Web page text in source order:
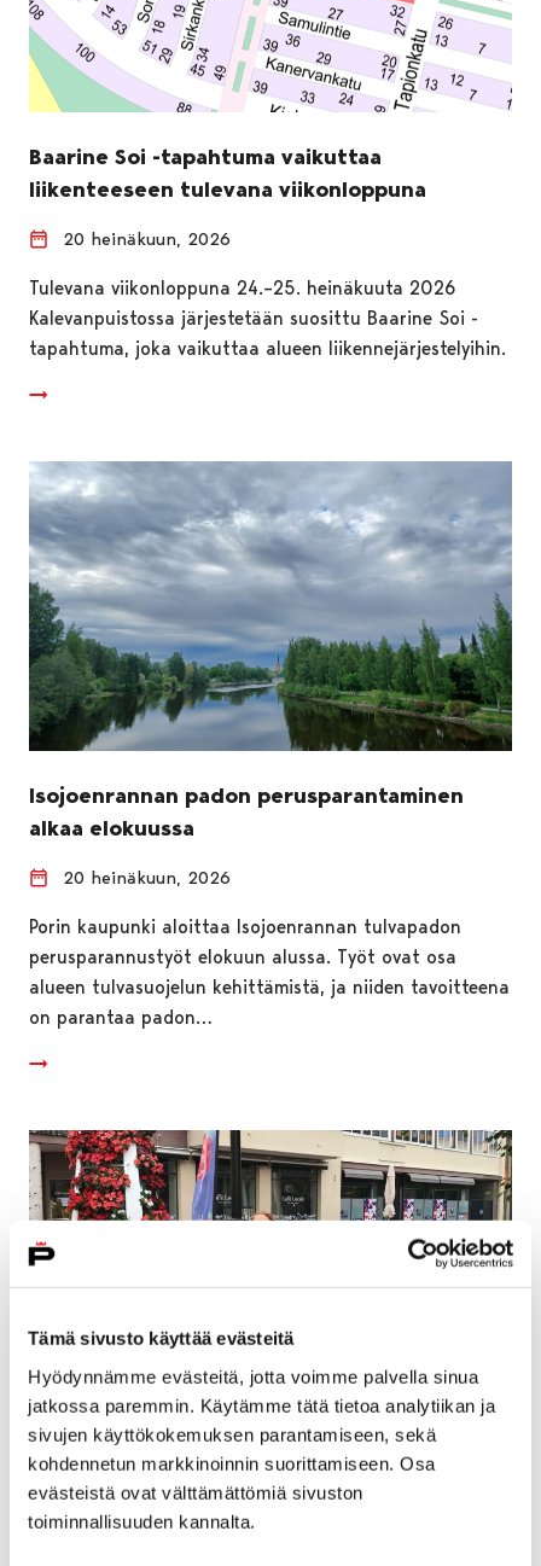
Tämä sivusto käyttää evästeitä
Hyödynnämme evästeitä, jotta voimme palvella sinua
jatkossa paremmin. Käytämme tätä tietoa analytiikan ja
sivujen käyttökokemuksen parantamiseen, sekä
kohdennetun markkinoinnin suorittamiseen. Osa
evästeistä ovat välttämättömiä sivuston
toiminnallisuuden kannalta.
Baarine Soi -tapahtuma vaikuttaa
liikenteeseen tulevana viikonloppuna
20 heinäkuun, 2026
Tulevana viikonloppuna 24.–25. heinäkuuta 2026
Kalevanpuistossa järjestetään suosittu Baarine Soi -
tapahtuma, joka vaikuttaa alueen liikennejärjestelyihin.
Isojoenrannan padon perusparantaminen
alkaa elokuussa
20 heinäkuun, 2026
Porin kaupunki aloittaa Isojoenrannan tulvapadon
perusparannustyöt elokuun alussa. Työt ovat osa
alueen tulvasuojelun kehittämistä, ja niiden tavoitteena
on parantaa padon…
Maire-veistos käy tällä viikolla kasvohoidossa
20 heinäkuun, 2026